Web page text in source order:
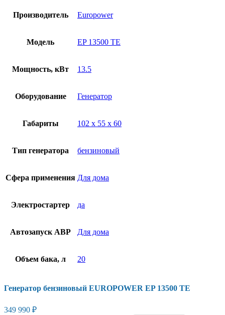
Производитель Europower
Модель EP 13500 ТЕ
Мощность, кВт 13.5
Оборудование Генератор
Габариты 102 х 55 х 60
Тип генератора бензиновый
Сфера применения Для дома
Электростартер да
Автозапуск АВР Для дома
Объем бака, л 20
Генератор бензиновый EUROPOWER EP 13500 ТЕ
349 990 ₽